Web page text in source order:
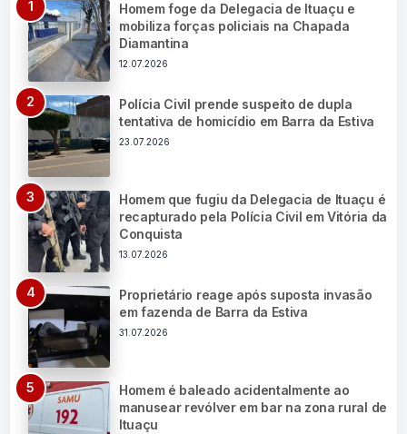
Homem foge da Delegacia de Ituaçu e
mobiliza forças policiais na Chapada
Diamantina
12.07.2026
Polícia Civil prende suspeito de dupla
tentativa de homicídio em Barra da Estiva
23.07.2026
Homem que fugiu da Delegacia de Ituaçu é
recapturado pela Polícia Civil em Vitória da
Conquista
13.07.2026
Proprietário reage após suposta invasão
em fazenda de Barra da Estiva
31.07.2026
Homem é baleado acidentalmente ao
manusear revólver em bar na zona rural de
Ituaçu